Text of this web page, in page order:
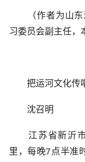
（作者为山东
习委员会副主任，
把运河文化传
沈召明
江苏省新沂市
里，每晚7点半准